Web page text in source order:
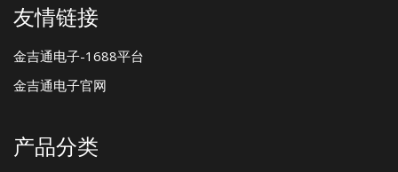
友情链接
金吉通电子-1688平台
金吉通电子官网
产品分类